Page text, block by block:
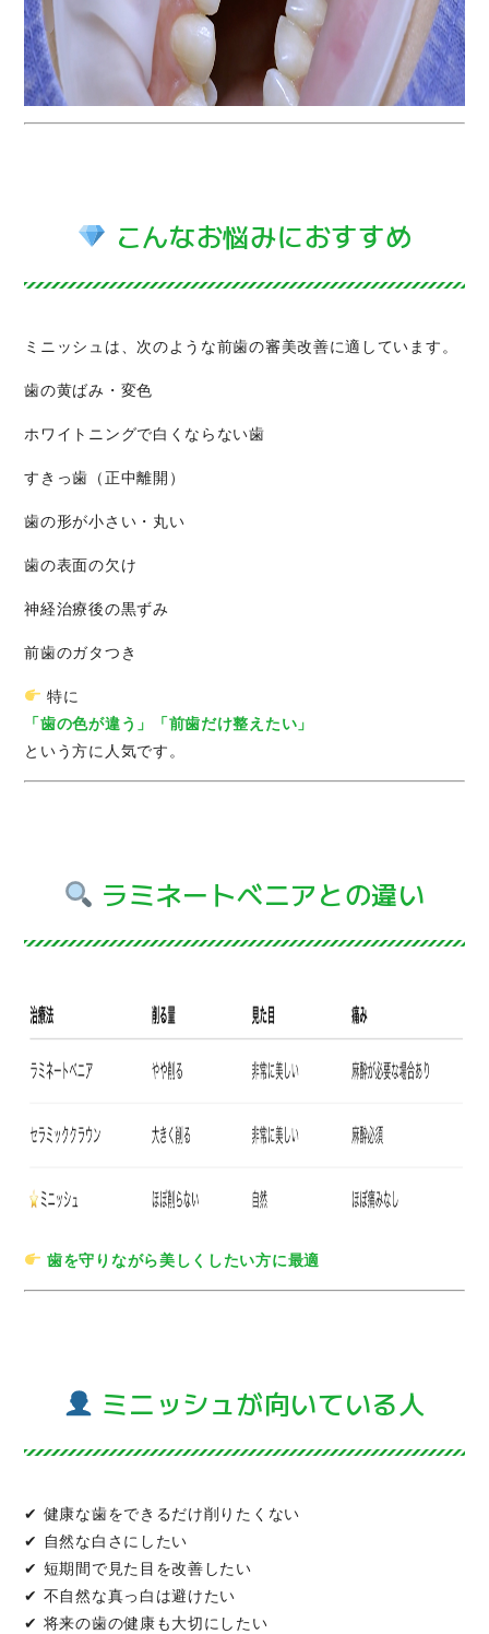
こんなお悩みにおすすめ
ミニッシュは、次のような前歯の審美改善に適しています。
歯の黄ばみ・変色
ホワイトニングで白くならない歯
すきっ歯（正中離開）
歯の形が小さい・丸い
歯の表面の欠け
神経治療後の黒ずみ
前歯のガタつき
特に
「歯の色が違う」「前歯だけ整えたい」
という方に人気です。
ラミネートベニアとの違い
歯を守りながら美しくしたい方に最適
ミニッシュが向いている人
✔ 健康な歯をできるだけ削りたくない
✔ 自然な白さにしたい
✔ 短期間で見た目を改善したい
✔ 不自然な真っ白は避けたい
✔ 将来の歯の健康も大切にしたい